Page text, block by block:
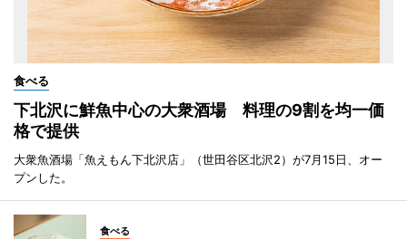
食べる
下北沢に鮮魚中心の大衆酒場 料理の9割を均一価
格で提供
大衆魚酒場「魚えもん下北沢店」（世田谷区北沢2）が7月15日、オー
プンした。
食べる